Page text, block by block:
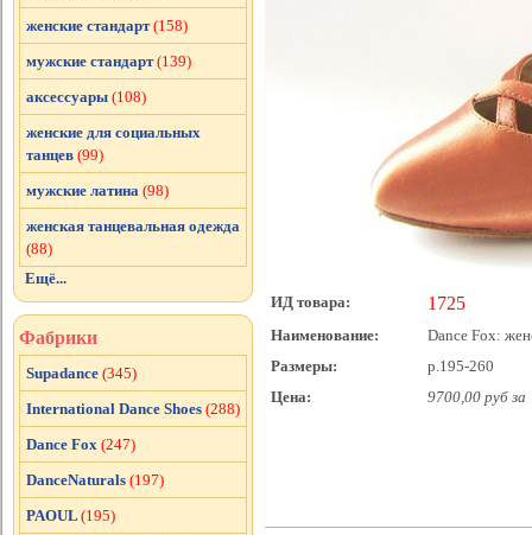
ИД товара: 1725
Наименование:
Dance Fox:
Размеры:
р.195-260
Цена:
9700,00 руб за
женские стандарт (158)
мужские стандарт (139)
аксессуары (108)
женские для социальных
танцев (99)
мужские латина (98)
женская танцевальная одежда
(88)
Ещё...
Фабрики
Supadance (345)
International Dance Shoes (288)
Dance Fox (247)
DanceNaturals (197)
PAOUL (195)